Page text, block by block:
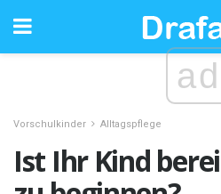
ad
Vorschulkinder Alltagspflege
Ist Ihr Kind